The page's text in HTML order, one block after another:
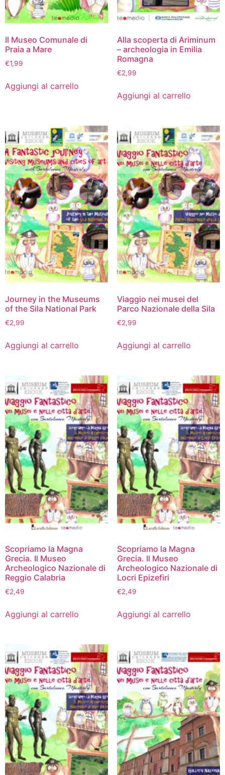
Il Museo Comunale di
Praia a Mare
€1,99
Aggiungi al carrello
Alla scoperta di Ariminum
– archeologia in Emilia
Romagna
€2,99
Aggiungi al carrello
Journey in the Museums
of the Sila National Park
€2,99
Aggiungi al carrello
Viaggio nei musei del
Parco Nazionale della Sila
€2,99
Aggiungi al carrello
Scopriamo la Magna
Grecia. Il Museo
Archeologico Nazionale di
Reggio Calabria
€2,49
Aggiungi al carrello
Scopriamo la Magna
Grecia. Il Museo
Archeologico Nazionale di
Locri Epizefiri
€2,49
Aggiungi al carrello